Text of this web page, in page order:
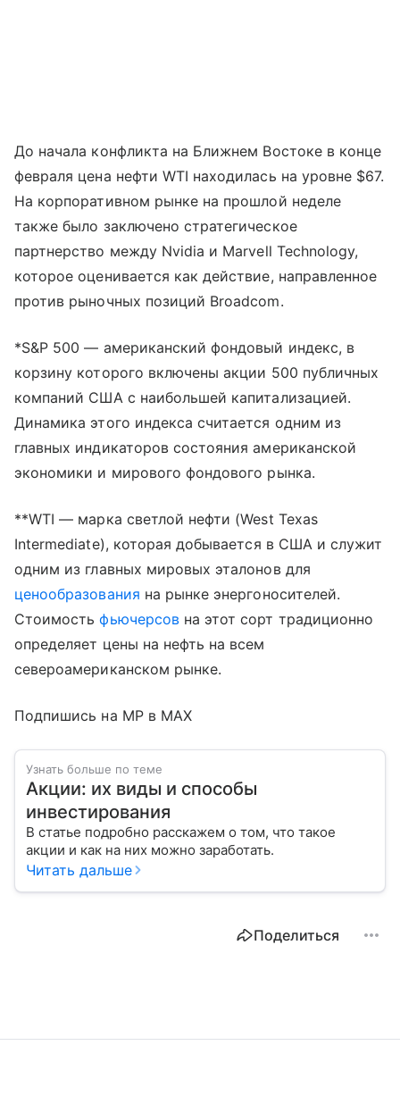
До начала конфликта на Ближнем Востоке в конце
февраля цена нефти WTI находилась на уровне $67.
На корпоративном рынке на прошлой неделе
также было заключено стратегическое
партнерство между Nvidia и Marvell Technology,
которое оценивается как действие, направленное
против рыночных позиций Broadcom.
*S&P 500 — американский фондовый индекс, в
корзину которого включены акции 500 публичных
компаний США с наибольшей капитализацией.
Динамика этого индекса считается одним из
главных индикаторов состояния американской
экономики и мирового фондового рынка.
**WTI — марка светлой нефти (West Texas
Intermediate), которая добывается в США и служит
одним из главных мировых эталонов для
ценообразования на рынке энергоносителей.
Стоимостьфьючерсовна этот сорт традиционно
определяет цены на нефть на всем
североамериканском рынке.
Подпишись на MP в MAX
Узнать больше по теме
Акции: их виды и способы
инвестирования
В статье подробно расскажем о том, что такое
акции и как на них можно заработать.
Читать дальше
Поделиться